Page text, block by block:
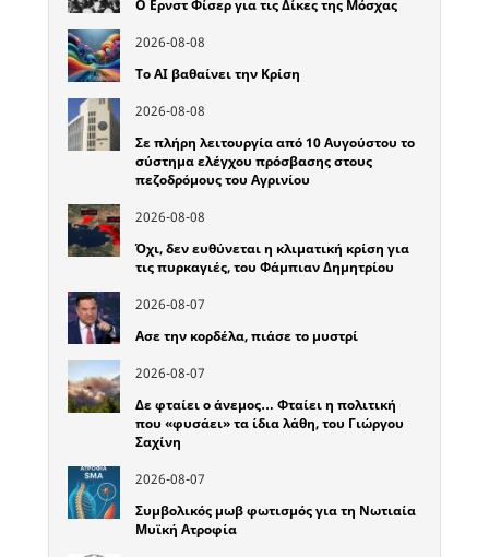
Ο Ερνστ Φίσερ για τις Δίκες της Μόσχας
2026-08-08
Το ΑΙ βαθαίνει την Κρίση
2026-08-08
Σε πλήρη λειτουργία από 10 Αυγούστου το
σύστημα ελέγχου πρόσβασης στους
πεζοδρόμους του Αγρινίου
2026-08-08
Όχι, δεν ευθύνεται η κλιματική κρίση για
τις πυρκαγιές, του Φάμπιαν Δημητρίου
2026-08-07
Ασε την κορδέλα, πιάσε το μυστρί
2026-08-07
Δε φταίει ο άνεμος… Φταίει η πολιτική
που «φυσάει» τα ίδια λάθη, του Γιώργου
Σαχίνη
2026-08-07
Συμβολικός μωβ φωτισμός για τη Νωτιαία
Μυϊκή Ατροφία